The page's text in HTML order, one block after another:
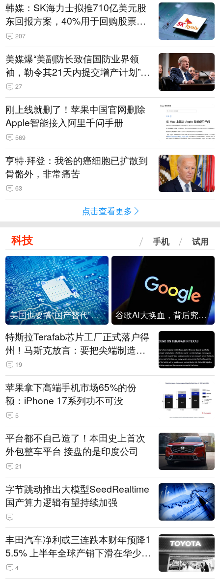
韩媒：SK海力士拟推710亿美元股
东回报方案，40%用于回购股票，
相当于美股发行规模
207
美媒爆“美副防长致信国防业界领
袖，勒令其21天内提交增产计划”，
五角大楼回应
27
刚上线就删了！苹果中国官网删除
Apple智能接入阿里千问手册
569
亨特·拜登：我爸的癌细胞已扩散到
骨骼外，非常痛苦
63
点击查看更多
科技 手机 试用
美国也要搞“国产替代”？先算清三笔账 谷歌AI大换血，背后究竟发生了什么？
特斯拉Terafab芯片工厂正式落户得
州！马斯克放言：要把尖端制造带
回美国
19
苹果拿下高端手机市场65%的份
额：iPhone 17系列功不可没
5
平台都不自己造了！本田史上首次
外包整车平台 接盘的是印度公司
21
字节跳动推出大模型SeedRealtime
国产算力逻辑有望持续加强
丰田汽车净利或三连跌本财年预降1
5.5% 上半年全球产销下滑在华少卖
14.3万辆
4